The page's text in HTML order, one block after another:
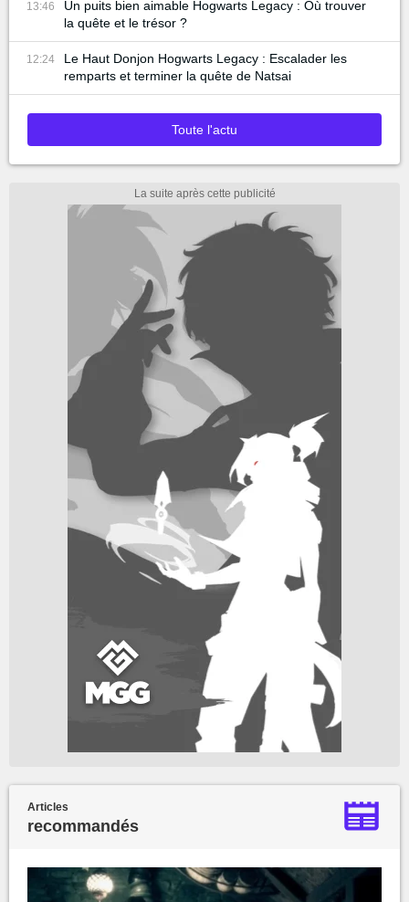
13:46
Un puits bien aimable Hogwarts Legacy : Où trouver
la quête et le trésor ?
12:24
Le Haut Donjon Hogwarts Legacy : Escalader les
remparts et terminer la quête de Natsai
Toute l'actu
Articles
recommandés